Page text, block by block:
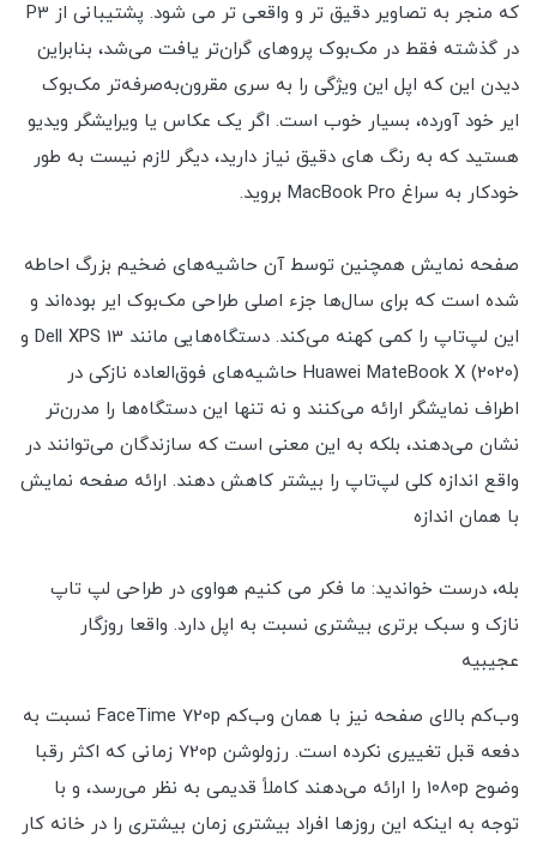
که منجر به تصاویر دقیق تر و واقعی تر می شود. پشتیبانی از P3
در گذشته فقط در مک‌بوک پروهای گران‌تر یافت می‌شد، بنابراین
دیدن این که اپل این ویژگی را به سری مقرون‌به‌صرفه‌تر مک‌بوک
ایر خود آورده، بسیار خوب است. اگر یک عکاس یا ویرایشگر ویدیو
هستید که به رنگ های دقیق نیاز دارید، دیگر لازم نیست به طور
خودکار به سراغ MacBook Pro بروید.
صفحه نمایش همچنین توسط آن حاشیه‌های ضخیم بزرگ احاطه
شده است که برای سال‌ها جزء اصلی طراحی مک‌بوک ایر بوده‌اند و
این لپ‌تاپ را کمی کهنه می‌کند. دستگاه‌هایی مانند Dell XPS 13 و
Huawei MateBook X (2020) حاشیه‌های فوق‌العاده نازکی در
اطراف نمایشگر ارائه می‌کنند و نه تنها این دستگاه‌ها را مدرن‌تر
نشان می‌دهند، بلکه به این معنی است که سازندگان می‌توانند در
واقع اندازه کلی لپ‌تاپ را بیشتر کاهش دهند. ارائه صفحه نمایش
با همان اندازه
بله، درست خواندید: ما فکر می کنیم هواوی در طراحی لپ تاپ
نازک و سبک برتری بیشتری نسبت به اپل دارد. واقعا روزگار
عجیبیه
وب‌کم بالای صفحه نیز با همان وب‌کم FaceTime 720p نسبت به
دفعه قبل تغییری نکرده است. رزولوشن 720p زمانی که اکثر رقبا
وضوح 1080p را ارائه می‌دهند کاملاً قدیمی به نظر می‌رسد، و با
توجه به اینکه این روزها افراد بیشتری زمان بیشتری را در خانه کار